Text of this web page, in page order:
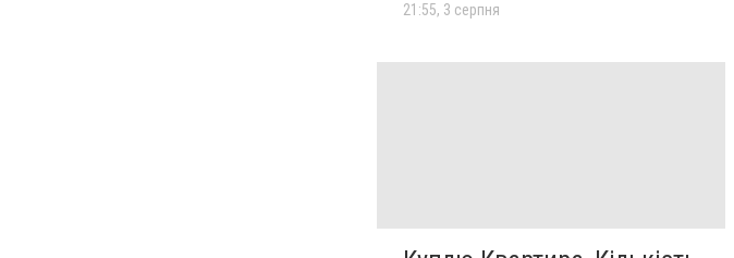
21:55, 3 серпня